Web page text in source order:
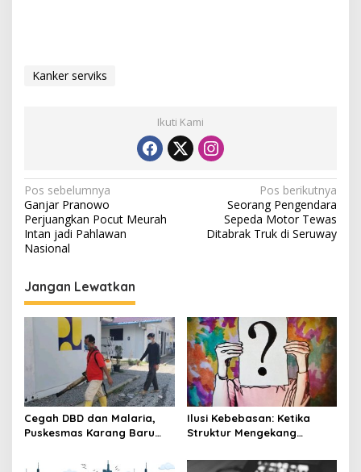
Kanker serviks
Ikuti Kami
N
a
v
g
a
o
s
Pos sebelumnya
Ganjar Pranowo
Perjuangkan Pocut Meurah
Intan jadi Pahlawan
Nasional
Pos berikutnya
Seorang Pengendara
Sepeda Motor Tewas
Ditabrak Truk di Seruway
Jangan Lewatkan
Cegah DBD dan Malaria,
Puskesmas Karang Baru
Ilusi Kebebasan: Ketika
Struktur Mengekang